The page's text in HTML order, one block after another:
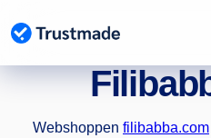
indhold
Webshoppen filibabba.com